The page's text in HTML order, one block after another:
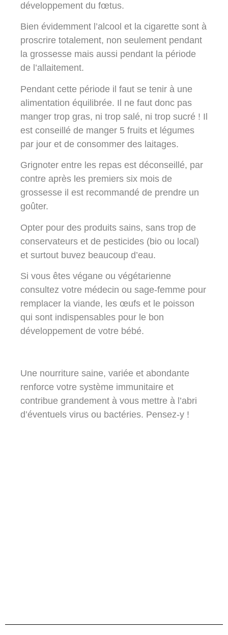
développement du fœtus.
Bien évidemment l’alcool et la cigarette sont à
proscrire totalement, non seulement pendant
la grossesse mais aussi pendant la période
de l’allaitement.
Pendant cette période il faut se tenir à une
alimentation équilibrée. Il ne faut donc pas
manger trop gras, ni trop salé, ni trop sucré ! Il
est conseillé de manger 5 fruits et légumes
par jour et de consommer des laitages.
Grignoter entre les repas est déconseillé, par
contre après les premiers six mois de
grossesse il est recommandé de prendre un
goûter.
Opter pour des produits sains, sans trop de
conservateurs et de pesticides (bio ou local)
et surtout buvez beaucoup d’eau.
Si vous êtes végane ou végétarienne
consultez votre médecin ou sage-femme pour
remplacer la viande, les œufs et le poisson
qui sont indispensables pour le bon
développement de votre bébé.
Une nourriture saine, variée et abondante
renforce votre système immunitaire et
contribue grandement à vous mettre à l’abri
d’éventuels virus ou bactéries. Pensez-y !